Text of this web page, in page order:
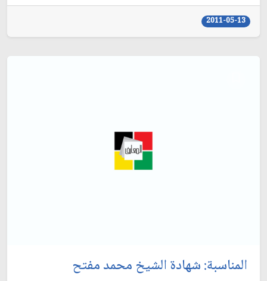
2011-05-13
المناسبة: شهادة الشيخ محمد مفتح‏